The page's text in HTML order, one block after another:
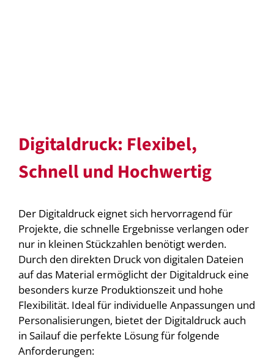
Digitaldruck: Flexibel,
Schnell und Hochwertig
Der Digitaldruck eignet sich hervorragend für
Projekte, die schnelle Ergebnisse verlangen oder
nur in kleinen Stückzahlen benötigt werden.
Durch den direkten Druck von digitalen Dateien
auf das Material ermöglicht der Digitaldruck eine
besonders kurze Produktionszeit und hohe
Flexibilität. Ideal für individuelle Anpassungen und
Personalisierungen, bietet der Digitaldruck auch
in Sailauf die perfekte Lösung für folgende
Anforderungen: